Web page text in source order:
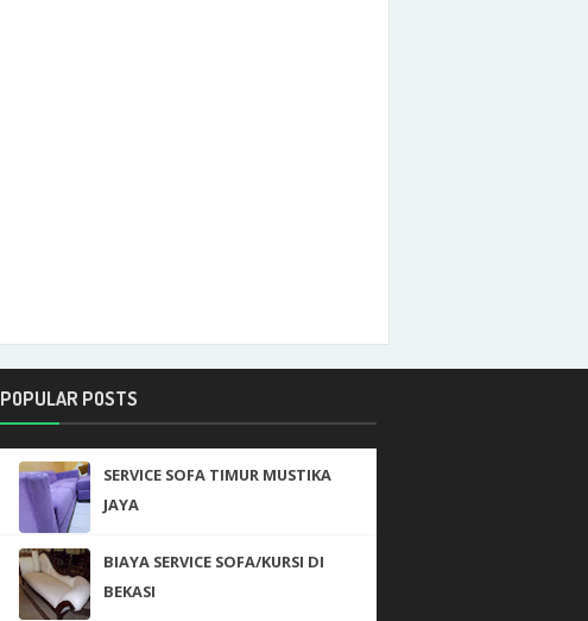
POPULAR POSTS
SERVICE SOFA TIMUR MUSTIKA
JAYA
BIAYA SERVICE SOFA/KURSI DI
BEKASI